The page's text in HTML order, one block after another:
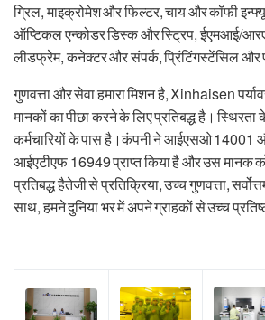
ग्रिल, माइक्रोमेश और फिल्टर, चाय और कॉफी
ऑप्टिकल एन्कोडर डिस्क और स्ट्रिप, ईएमआई/
लीडफ्रेम, कनेक्टर और संपर्क, प्रिंटिंगस्टेंसिल और
गुणवत्ता और सेवा हमारा मिशन है, Xinhaisen
मानकों का पीछा करने के लिए प्रतिबद्ध है। स्थिरता
कर्मचारियों के पास है।कंपनी ने आईएसओ
आईएटीएफ 16949 प्राप्त किया है और उस मानक
प्रतिबद्ध हैतेजी से प्रतिक्रिया, उच्च गुणवत्ता,
साथ, हमने दुनिया भर में अपने ग्राहकों से उच्च